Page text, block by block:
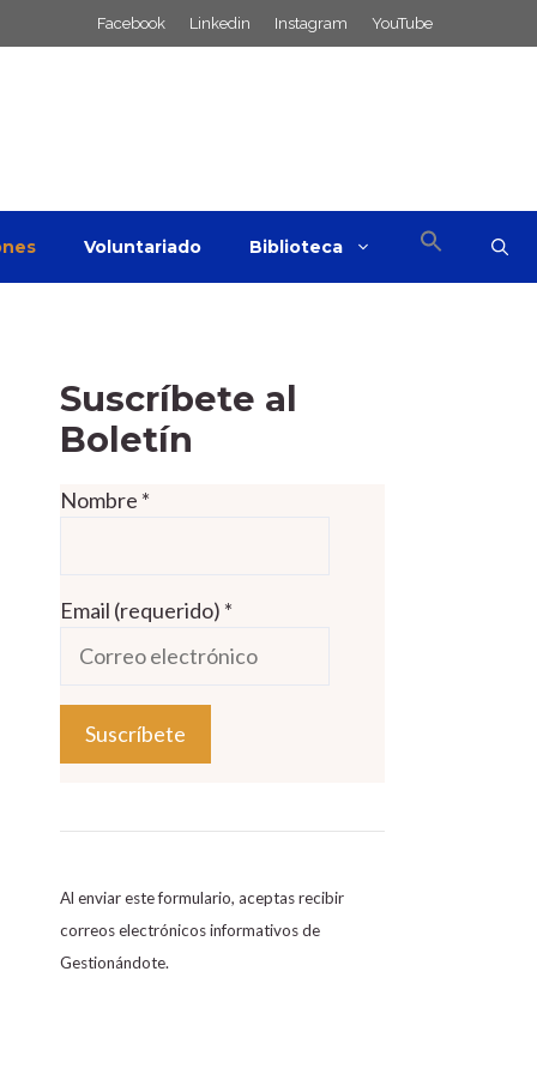
Facebook Linkedin Instagram YouTube
Voluntariado Biblioteca
Suscríbete al
Boletín
Nombre *
Email (requerido) *
o
s
t
a
Al enviar este formulario, aceptas recibir
correos electrónicos informativos de
Gestionándote.